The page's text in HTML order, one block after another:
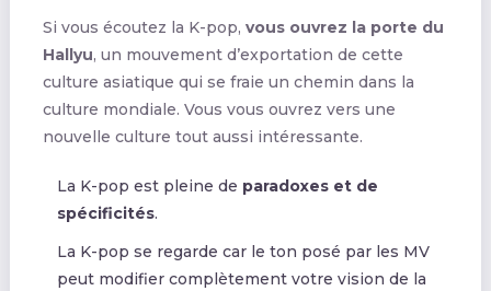
Si vous écoutez la K-pop, vous ouvrez la porte du
Hallyu, un mouvement d’exportation de cette
culture asiatique qui se fraie un chemin dans la
culture mondiale. Vous vous ouvrez vers une
nouvelle culture tout aussi intéressante.
La K-pop est pleine de paradoxes et de
spécificités.
La K-pop se regarde car le ton posé par les MV
peut modifier complètement votre vision de la